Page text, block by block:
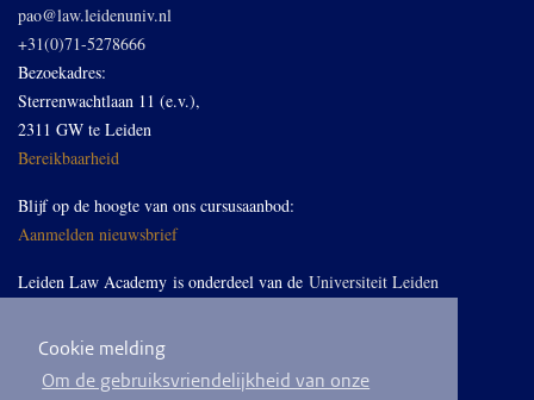
Cookie melding
Om de gebruiksvriendelijkheid van onze
pao@law.leidenuniv.nl
+31(0)71-5278666
Bezoekadres:
Sterrenwachtlaan 11 (e.v.),
2311 GW te Leiden
Bereikbaarheid
Blijf op de hoogte van ons cursusaanbod:
Aanmelden nieuwsbrief
Leiden Law Academy is onderdeel van de Universiteit Leiden
Volg ons op LinkedIn